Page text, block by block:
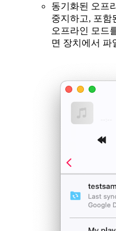
동기화된 오프
중지하고, 포함
오프라인 모드
면 장치에서 파